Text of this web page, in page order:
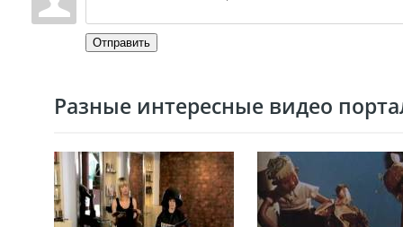
Отправить
Разные интересные видео